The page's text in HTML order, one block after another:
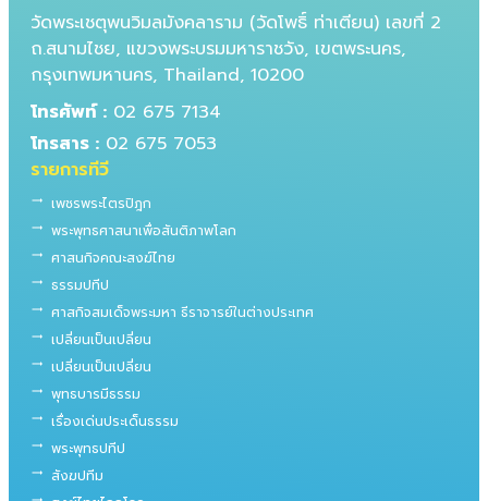
วัดพระเชตุพนวิมลมังคลาราม (วัดโพธิ์ ท่าเตียน) เลขที่ 2
ถ.สนามไชย, แขวงพระบรมมหาราชวัง, เขตพระนคร,
กรุงเทพมหานคร, Thailand, 10200
โทรศัพท์ : 02 675 7134
โทรสาร : 02 675 7053
รายการทีวี
trending_flat เพชรพระไตรปิฎก
trending_flat พระพุทธศาสนาเพื่อสันติภาพโลก
trending_flat ศาสนกิจคณะสงฆ์ไทย
trending_flat ธรรมปทีป
trending_flat ศาสกิจสมเด็จพระมหา ธีราจารย์ในต่างประเทศ
trending_flat เปลี่ยนเป็นเปลี่ยน
trending_flat เปลี่ยนเป็นเปลี่ยน
trending_flat พุทธบารมีธรรม
trending_flat เรื่องเด่นประเด็นธรรม
trending_flat พระพุทธปทีป
trending_flat สังฆปทีม